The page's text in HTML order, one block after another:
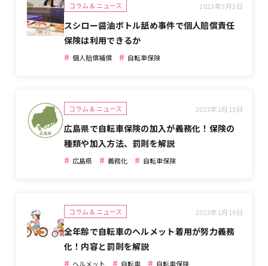
コラム & ニュース 2023年3月3日
スシロー醤油ボトル舐め事件で個人賠償責任
保険は利用できるか
# 個人賠償補償 # 自転車保険
コラム & ニュース 2023年2月15日
広島県で自転車保険の加入が義務化！保険の
種類や加入方法、罰則を解説
# 広島県 # 義務化 # 自転車保険
コラム & ニュース 2023年1月19日
全年齢で自転車のヘルメット着用が努力義務
化！内容と罰則を解説
# ヘルメット # 自転車 # 自転車保険